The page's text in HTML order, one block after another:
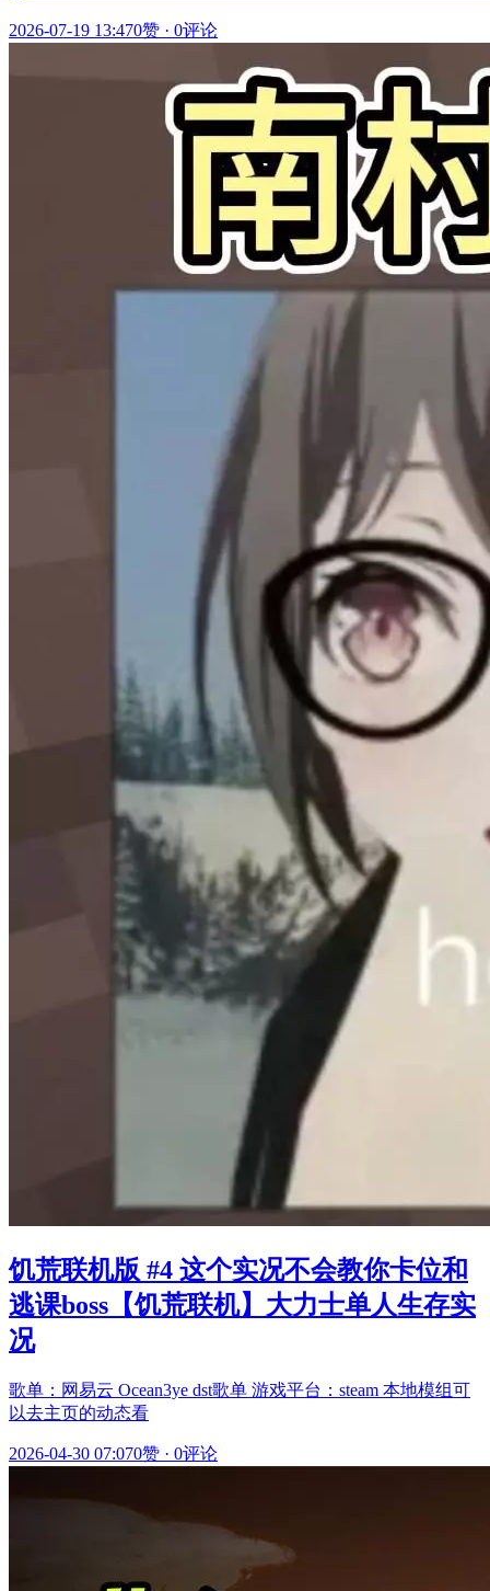
2026-07-19 13:470赞 · 0评论
饥荒联机版 #4 这个实况不会教你卡位和
逃课boss【饥荒联机】大力士单人生存实
况
歌单：网易云 Ocean3ye dst歌单 游戏平台：steam 本地模组可
以去主页的动态看
2026-04-30 07:070赞 · 0评论